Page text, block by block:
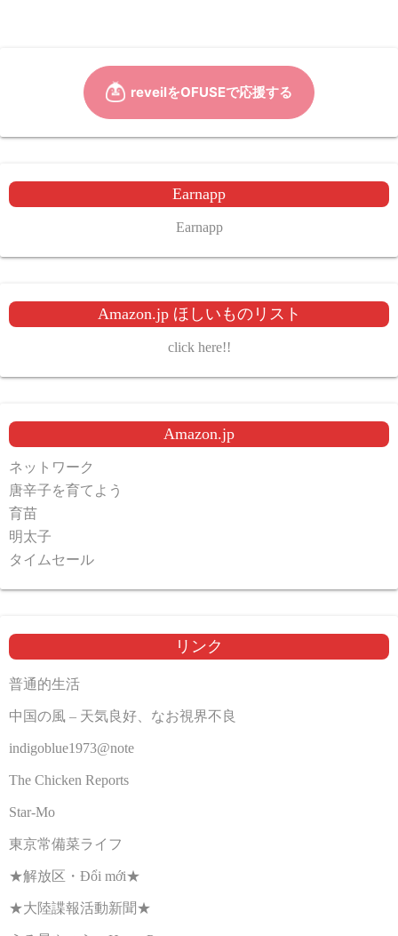
Earnapp
Earnapp
Amazon.jp ほしいものリスト
click here!!
Amazon.jp
ネットワーク
唐辛子を育てよう
育苗
明太子
タイムセール
リンク
普通的生活
中国の風 – 天気良好、なお視界不良
indigoblue1973@note
The Chicken Reports
Star-Mo
東京常備菜ライフ
★解放区・Đổi mới★
★大陸諜報活動新聞★